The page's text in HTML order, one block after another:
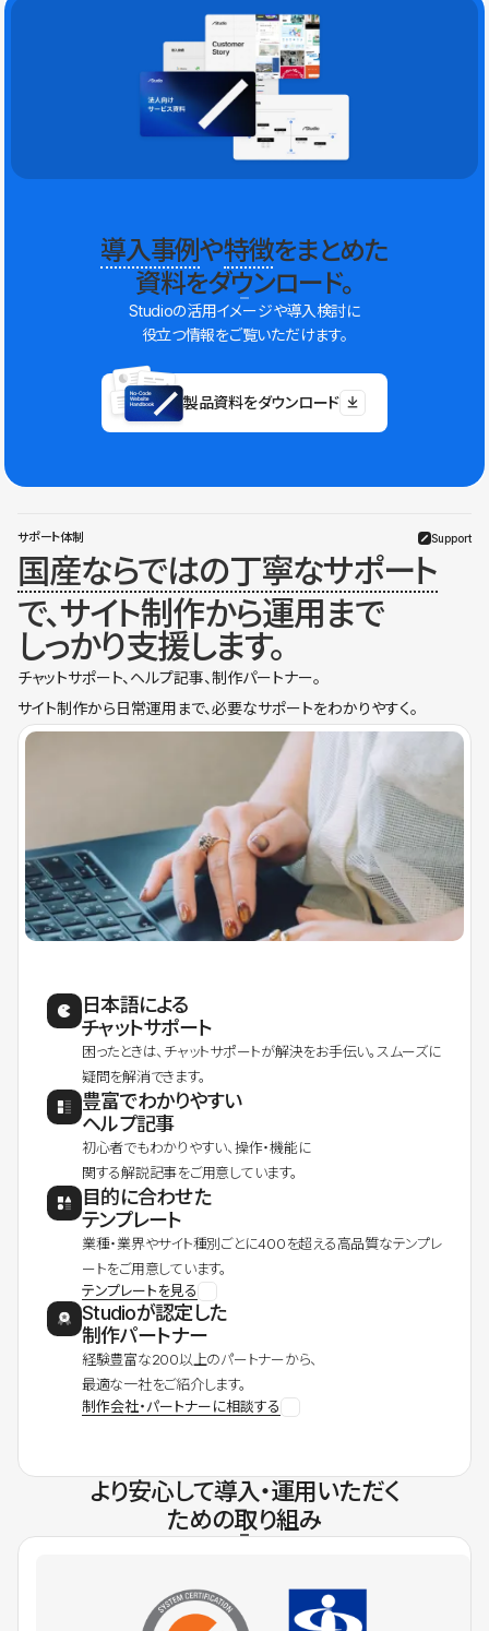
導入事例や特徴をまとめた
資料をダウンロード。
Studioの活用イメージや導入検討に
役立つ情報をご覧いただけます。
製品資料をダウンロード
サポート体制 Support
国産ならではの丁寧なサポート
で、サイト制作から運用まで
しっかり支援します。
チャットサポート、ヘルプ記事、制作パートナー。
サイト制作から日常運用まで、必要なサポートをわかりやすく。
日本語による
チャットサポート
困ったときは、チャットサポートが解決をお手伝い。スムーズに
疑問を解消できます。
豊富でわかりやすい
ヘルプ記事
初心者でもわかりやすい、操作・機能に
関する解説記事をご用意しています。
目的に合わせた
テンプレート
業種・業界やサイト種別ごとに400を超える高品質なテンプレ
ートをご用意しています。
テンプレートを見る
Studioが認定した
制作パートナー
経験豊富な200以上のパートナーから、
最適な一社をご紹介します。
制作会社・パートナーに相談する
より安心して導入・運用いただく
ための取り組み